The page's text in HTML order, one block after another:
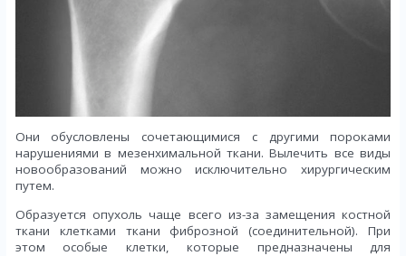
Они обусловлены сочетающимися с другими пороками
нарушениями в мезенхимальной ткани. Вылечить все виды
новообразований можно исключительно хирургическим
путем.
Образуется опухоль чаще всего из-за замещения костной
ткани клетками ткани фиброзной (соединительной). При
этом особые клетки, которые предназначены для